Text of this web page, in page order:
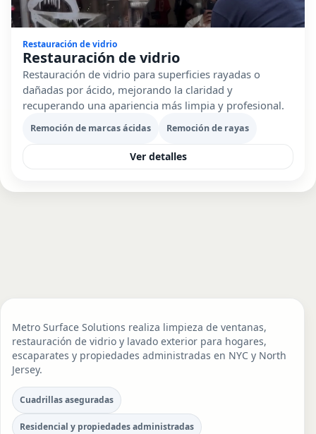
Restauración de vidrio
Restauración de vidrio
Restauración de vidrio para superficies rayadas o
dañadas por ácido, mejorando la claridad y
recuperando una apariencia más limpia y profesional.
Remoción de marcas ácidas Remoción de rayas
Ver detalles
Metro Surface Solutions realiza limpieza de ventanas,
restauración de vidrio y lavado exterior para hogares,
escaparates y propiedades administradas en NYC y North
Jersey.
Cuadrillas aseguradas
Residencial y propiedades administradas